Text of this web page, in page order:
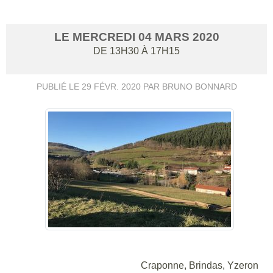
LE MERCREDI 04 MARS 2020
DE 13H30 À 17H15
PUBLIÉ LE 29 FÉVR. 2020 PAR BRUNO BONNARD
Craponne, Brindas, Yzeron